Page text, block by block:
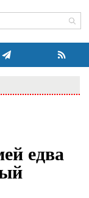
едва